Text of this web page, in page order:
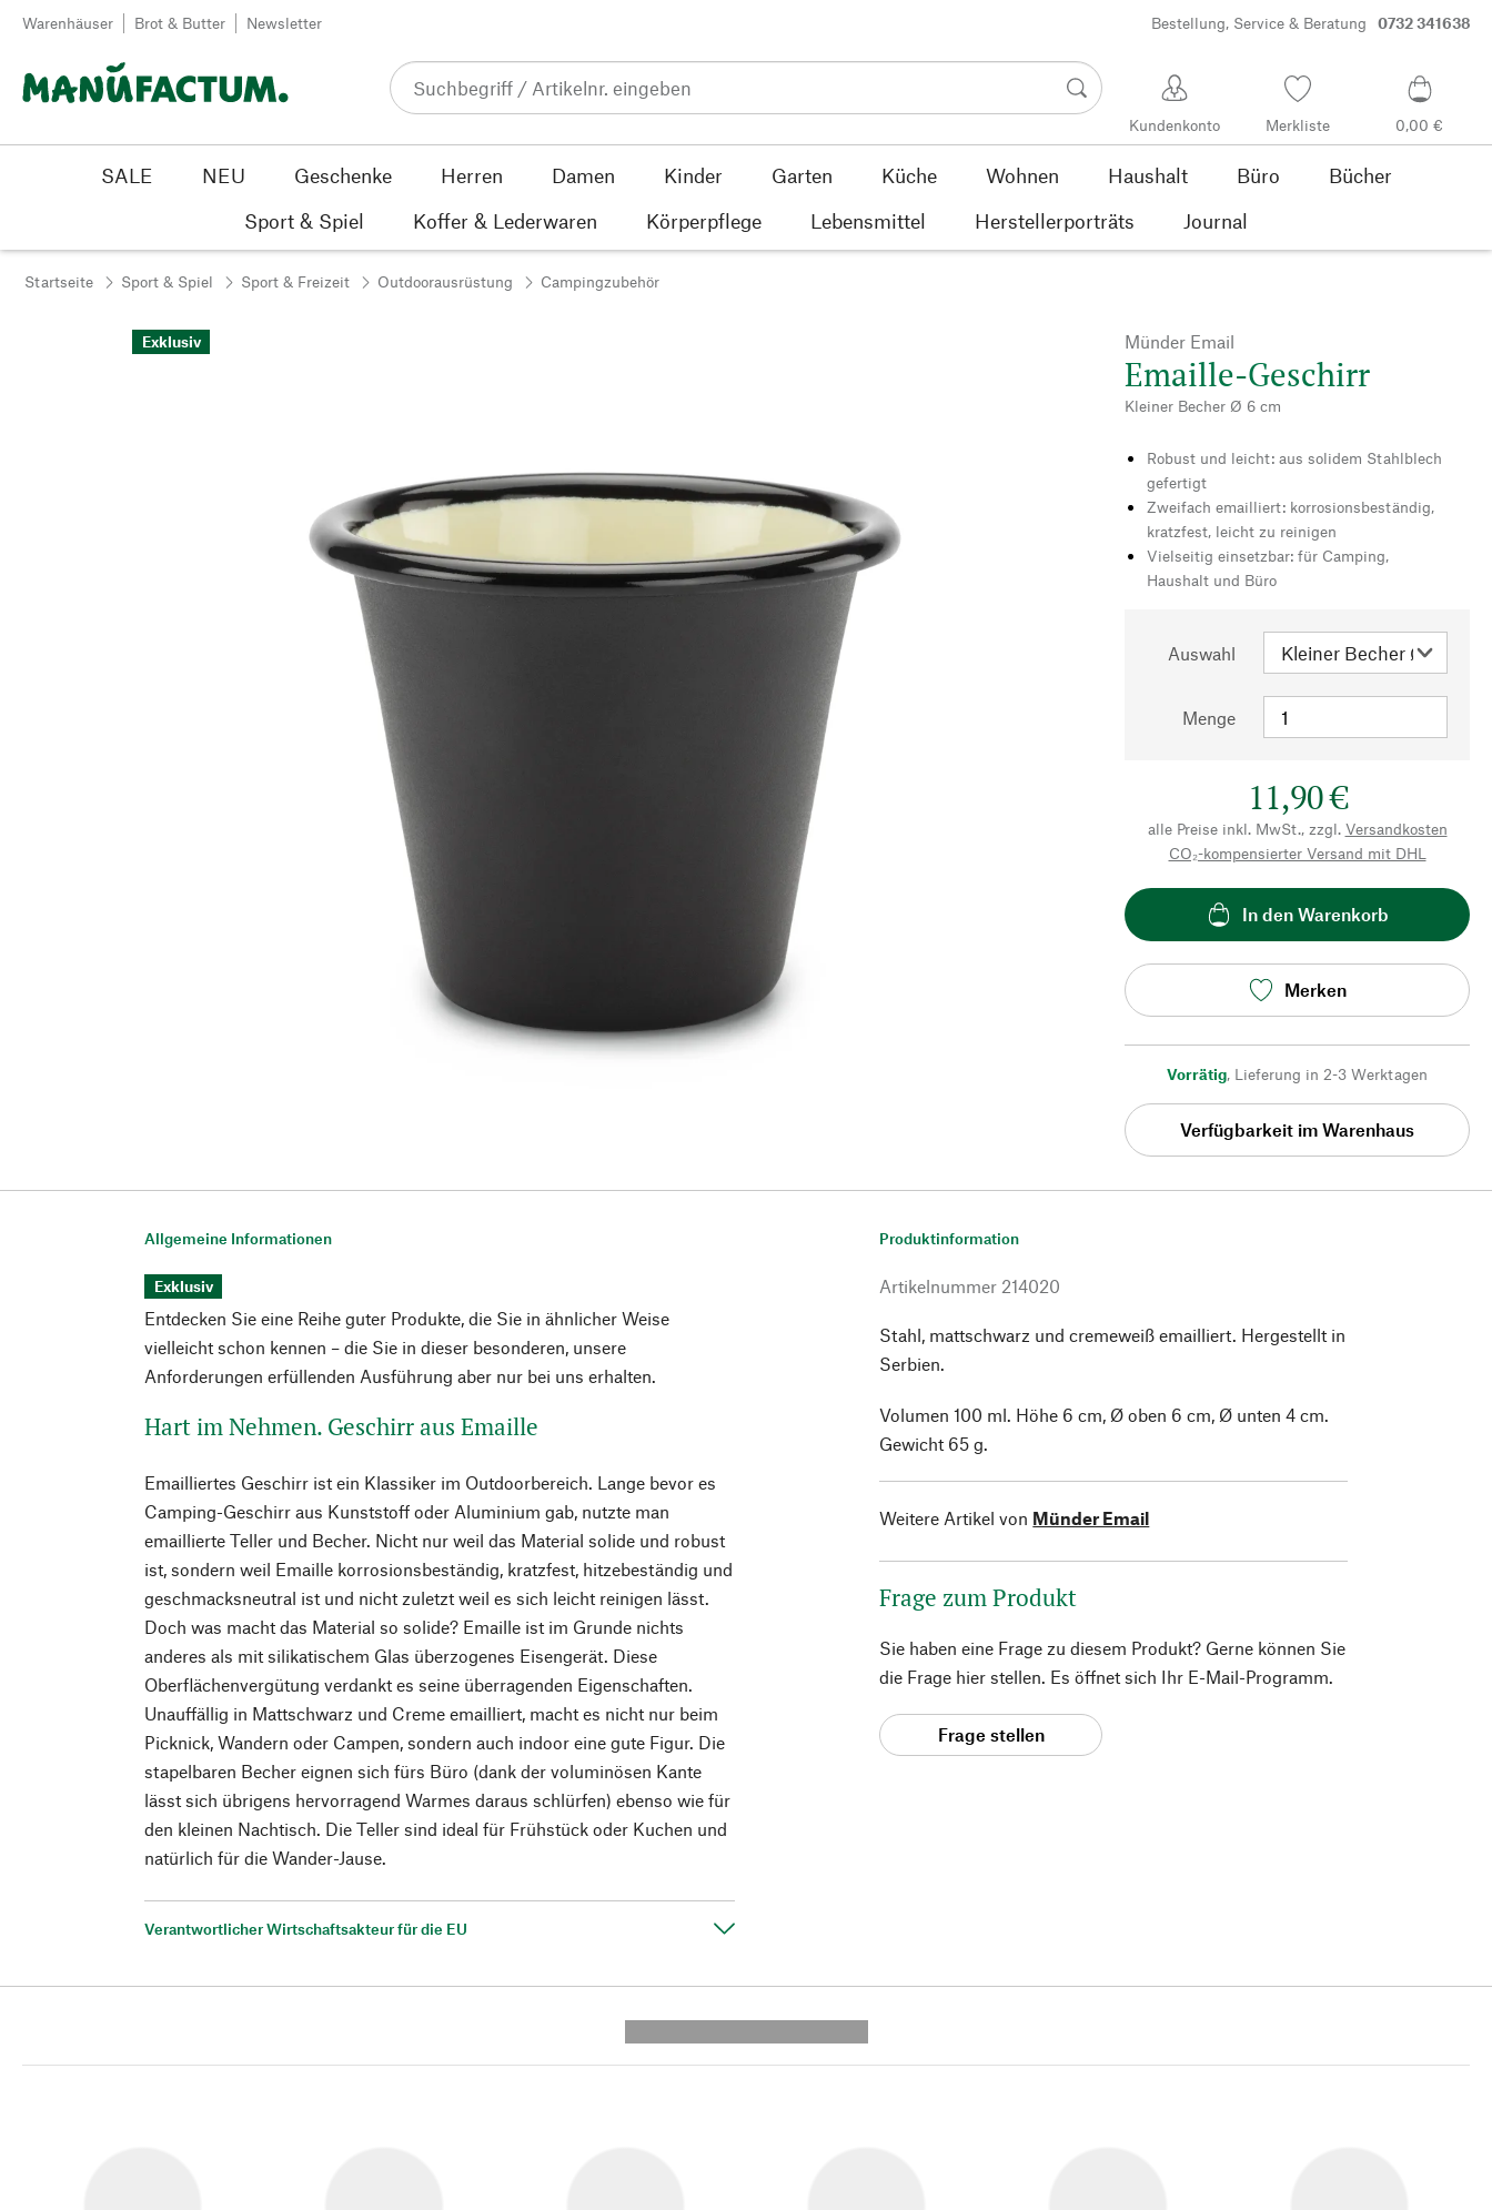
Zum Inhalt springen
Warenhäuser Brot & Butter Newsletter Bestellung, Service & Beratung 0732 341638
Kundenkonto Merkliste 0,00 €
SALE NEU Geschenke Herren Damen Kinder Garten Küche Wohnen Haushalt Büro
Bücher
Sport & Spiel
Koffer & Lederwaren Körperpflege Lebensmittel Herstellerporträts Journal
Startseite Sport & Spiel Sport & Freizeit Outdoorausrüstung Campingzubehör
Exklusiv Münder Email
Emaille-Geschirr
Kleiner Becher Ø 6 cm
Robust und leicht: aus solidem Stahlblech
gefertigt
Zweifach emailliert: korrosionsbeständig,
kratzfest, leicht zu reinigen
Vielseitig einsetzbar: für Camping,
Haushalt und Büro
Auswahl
Menge
11,90 €
alle Preise inkl. MwSt., zzgl. Versandkosten
CO₂-kompensierter Versand mit DHL
In den Warenkorb
Merken
Vorrätig, Lieferung in 2-3 Werktagen
Verfügbarkeit im Warenhaus
Allgemeine Informationen
Exklusiv
Entdecken Sie eine Reihe guter Produkte, die Sie in ähnlicher Weise
vielleicht schon kennen – die Sie in dieser besonderen, unsere
Anforderungen erfüllenden Ausführung aber nur bei uns erhalten.
Hart im Nehmen. Geschirr aus Emaille
Emailliertes Geschirr ist ein Klassiker im Outdoorbereich. Lange bevor es
Camping-Geschirr aus Kunststoff oder Aluminium gab, nutzte man
emaillierte Teller und Becher. Nicht nur weil das Material solide und robust
ist, sondern weil Emaille korrosionsbeständig, kratzfest, hitzebeständig und
geschmacksneutral ist und nicht zuletzt weil es sich leicht reinigen lässt.
Doch was macht das Material so solide? Emaille ist im Grunde nichts
anderes als mit silikatischem Glas überzogenes Eisengerät. Diese
Oberflächenvergütung verdankt es seine überragenden Eigenschaften.
Unauffällig in Mattschwarz und Creme emailliert, macht es nicht nur beim
Picknick, Wandern oder Campen, sondern auch indoor eine gute Figur. Die
stapelbaren Becher eignen sich fürs Büro (dank der voluminösen Kante
lässt sich übrigens hervorragend Warmes daraus schlürfen) ebenso wie für
den kleinen Nachtisch. Die Teller sind ideal für Frühstück oder Kuchen und
natürlich für die Wander-Jause.
Verantwortlicher Wirtschaftsakteur für die EU
Produktinformation
Artikelnummer 214020
Stahl, mattschwarz und cremeweiß emailliert. Hergestellt in
Serbien.
Volumen 100 ml. Höhe 6 cm, Ø oben 6 cm, Ø unten 4 cm.
Gewicht 65 g.
Weitere Artikel von Münder Email
Frage zum Produkt
Sie haben eine Frage zu diesem Produkt? Gerne können Sie
die Frage hier stellen. Es öffnet sich Ihr E-Mail-Programm.
Frage stellen